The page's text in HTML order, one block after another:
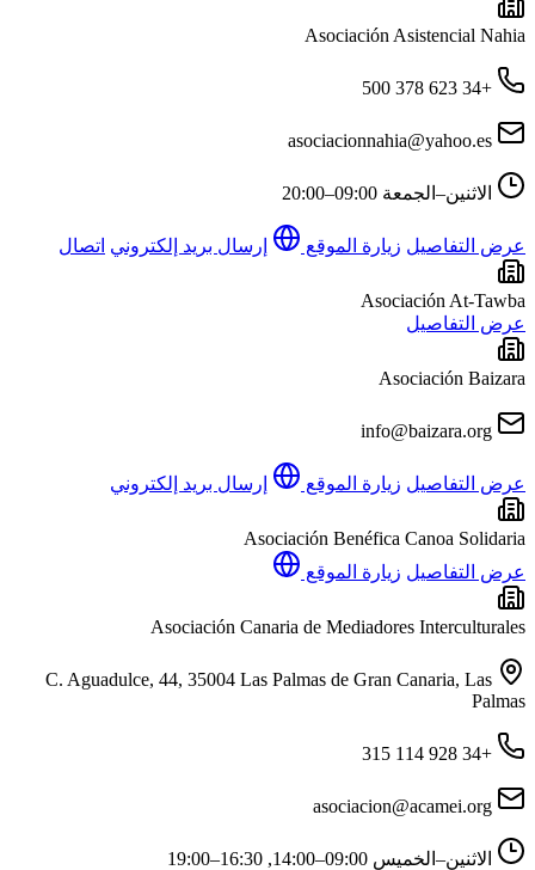
Asociación Asistencial Nahia
+34 623 378 500
asociacionnahia@yahoo.es
الاثنين–الجمعة 09:00–20:00
عرض التفاصيل زيارة الموقع إرسال بريد إلكتروني اتصال
Asociación At-Tawba
عرض التفاصيل
Asociación Baizara
info@baizara.org
عرض التفاصيل زيارة الموقع إرسال بريد إلكتروني
Asociación Benéfica Canoa Solidaria
عرض التفاصيل زيارة الموقع
Asociación Canaria de Mediadores Interculturales
C. Aguadulce, 44, 35004 Las Palmas de Gran Canaria, Las
Palmas
+34 928 114 315
asociacion@acamei.org
الاثنين–الخميس 09:00–14:00, 16:30–19:00